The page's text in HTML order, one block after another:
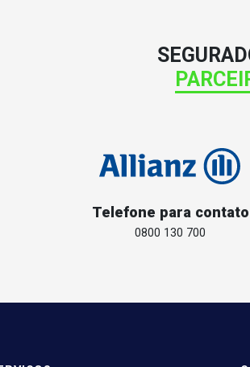
Telefone para contato
0800 130 700